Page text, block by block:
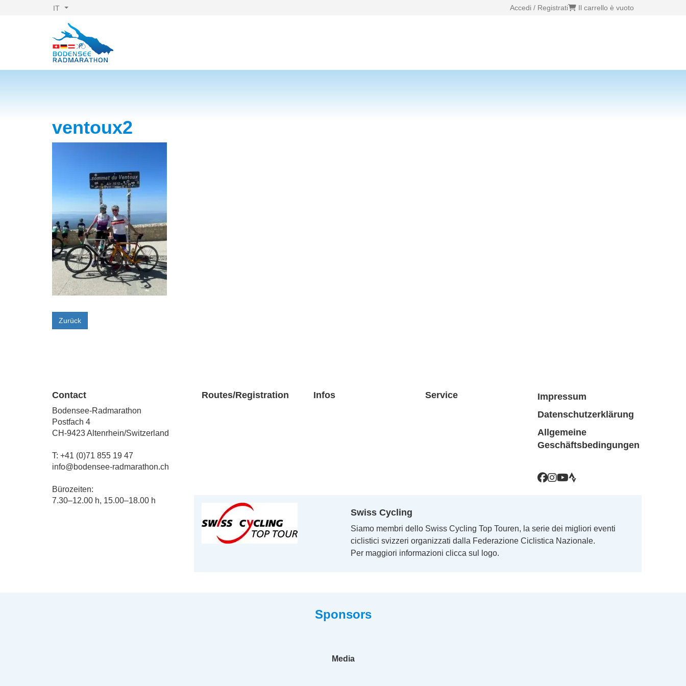
IT Accedi / Registrati Il carrello è vuoto
ventoux2
Zurück
Contact
Bodensee-Radmarathon
Postfach 4
CH-9423 Altenrhein/Switzerland
T: +41 (0)71 855 19 47
info@bodensee-radmarathon.ch
Bürozeiten:
7.30–12.00 h, 15.00–18.00 h
Routes/Registration Infos Service
Impressum
Datenschutzerklärung
Allgemeine
Geschäftsbedingungen
Swiss Cycling
Siamo membri dello Swiss Cycling Top Touren, la serie dei migliori eventi
ciclistici svizzeri organizzati dalla Federazione Ciclistica Nazionale.
Per maggiori informazioni clicca sul logo.
Sponsors
Media